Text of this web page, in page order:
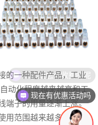
一种配件产品，工业
动化程度越来越高和工
端子的用量逐渐上涨。
范围越来越多，而且
你们是怎么收费的呢
现在有优惠活动吗